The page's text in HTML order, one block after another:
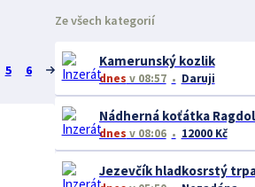
5 6
Ze všech kategorií
Kamerunský kozlik
dnes v 08:57 Daruji
dnes v 08:06 12000 Kč